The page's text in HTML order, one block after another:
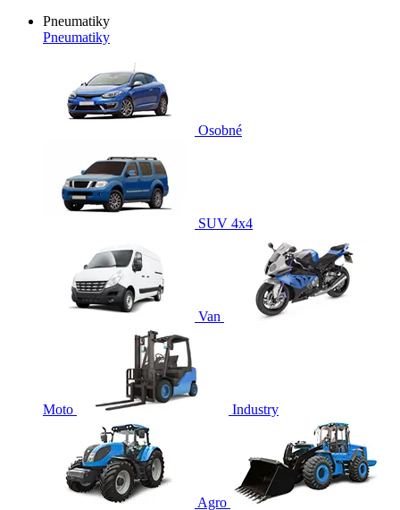
Pneumatiky
Pneumatiky
Osobné
SUV 4x4
Van
Moto Industry
Agro